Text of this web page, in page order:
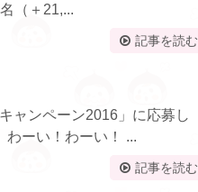
（＋21,...
記事を読む
ャンペーン2016」に応募し
ーい！わーい！ ...
記事を読む